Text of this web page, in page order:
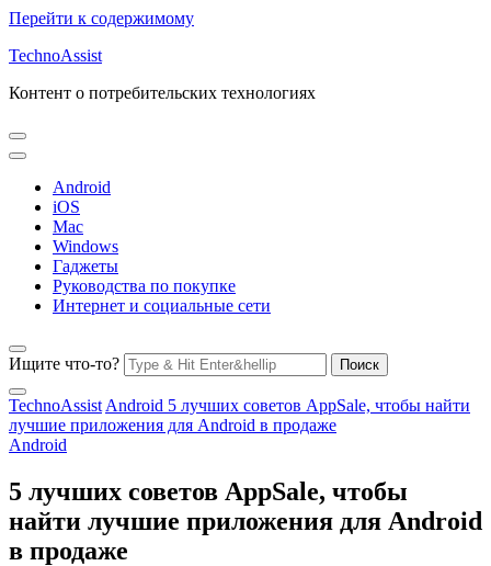
Перейти к содержимому
TechnoAssist
Контент о потребительских технологиях
Android
iOS
Mac
Windows
Гаджеты
Руководства по покупке
Интернет и социальные сети
Ищите что-то?
TechnoAssist Android 5 лучших советов AppSale, чтобы найти
лучшие приложения для Android в продаже
Android
5 лучших советов AppSale, чтобы
найти лучшие приложения для Android
в продаже